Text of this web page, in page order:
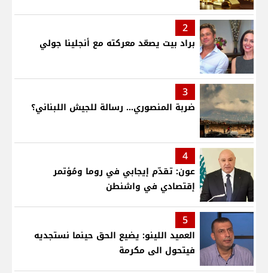
2
براد بيت يصعّد معركته مع أنجلينا جولي
3
ضربة المنصوري... رسالة للجيش اللبناني؟
4
عون: تقدّم إيجابي في روما ومُؤتمر
إقتصادي في واشنطن
5
العميد اللينو: يضيع الحق حينما نستجديه
فيتحول الى مكرمة